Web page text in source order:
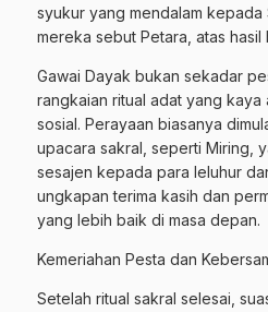
syukur yang mendalam kepada
mereka sebut Petara, atas hasil
Gawai Dayak bukan sekadar
rangkaian ritual adat yang kaya
sosial. Perayaan biasanya
upacara sakral, seperti Miring,
sesajen kepada para leluhur
ungkapan terima kasih dan
yang lebih baik di masa depan.
Kemeriahan Pesta dan
Setelah ritual sakral selesai,